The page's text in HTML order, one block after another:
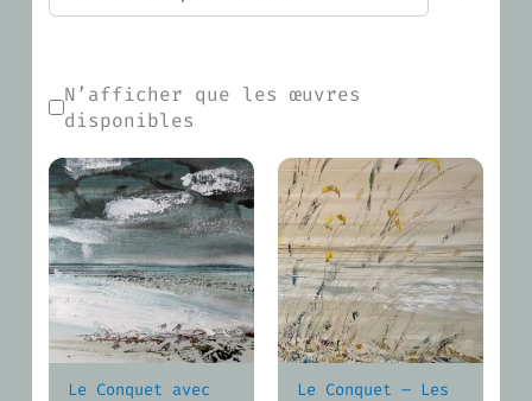
N’afficher que les œuvres
disponibles
Le Conquet avec
Le Conquet – Les